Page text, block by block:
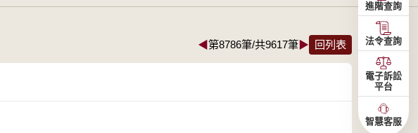
◀第8786筆/共9617筆▶ 回列表
進階查詢
法令查詢
電子訴訟
平台
智慧客服